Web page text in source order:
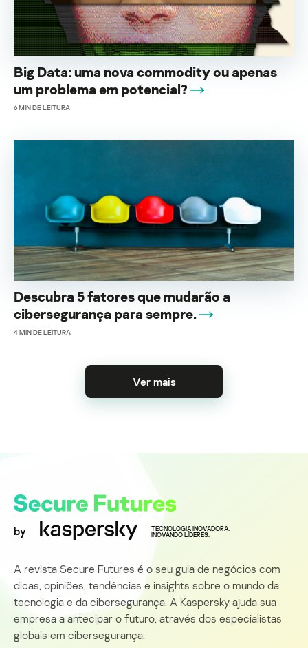
Big Data: uma nova commodity ou apenas
um problema em potencial?
6MIN DE LEITURA
Descubra 5 fatores que mudarão a
cibersegurança para sempre.
4MIN DE LEITURA
Ver mais
by
TECNOLOGIA INOVADORA.
INOVANDO LÍDERES.
A revista Secure Futures é o seu guia de negócios com
dicas, opiniões, tendências e insights sobre o mundo da
tecnologia e da cibersegurança. A Kaspersky ajuda sua
empresa a antecipar o futuro, através dos especialistas
globais em cibersegurança.